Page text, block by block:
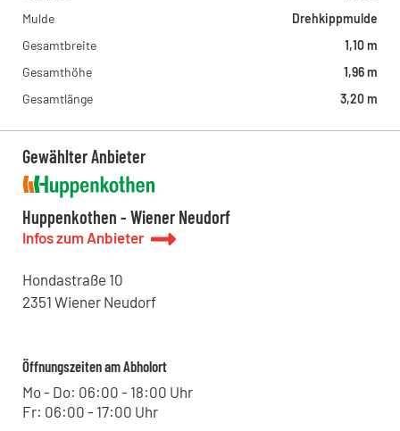
Mulde
Drehkippmulde
Gesamtbreite
1,10 m
Gesamthöhe
1,96 m
Gesamtlänge
3,20 m
Gewählter Anbieter
Huppenkothen - Wiener Neudorf
Infos zum Anbieter
Hondastraße 10
2351 Wiener Neudorf
Öffnungszeiten am Abholort
Mo - Do: 06:00 - 18:00 Uhr
Fr: 06:00 - 17:00 Uhr